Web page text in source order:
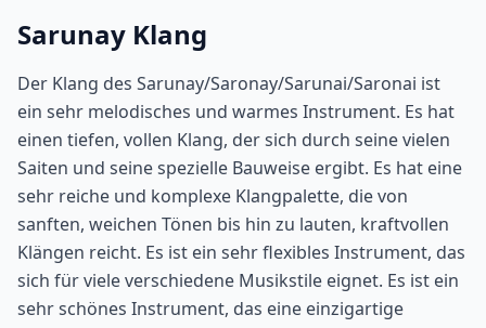
Sarunay Klang
Der Klang des Sarunay/Saronay/Sarunai/Saronai ist
ein sehr melodisches und warmes Instrument. Es hat
einen tiefen, vollen Klang, der sich durch seine vielen
Saiten und seine spezielle Bauweise ergibt. Es hat eine
sehr reiche und komplexe Klangpalette, die von
sanften, weichen Tönen bis hin zu lauten, kraftvollen
Klängen reicht. Es ist ein sehr flexibles Instrument, das
sich für viele verschiedene Musikstile eignet. Es ist ein
sehr schönes Instrument, das eine einzigartige